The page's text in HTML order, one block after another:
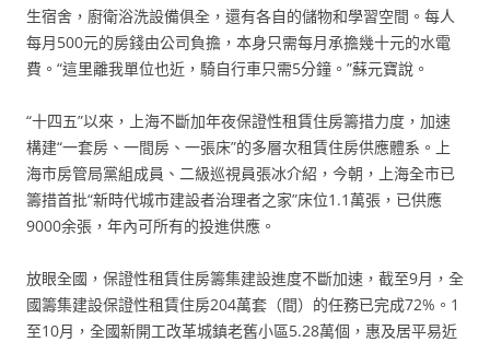
生宿舍，廚衛浴洗設備俱全，還有各自的儲物和學習空間。每人
每月500元的房錢由公司負擔，本身只需每月承擔幾十元的水電
費。“這里離我單位也近，騎自行車只需5分鐘。”蘇元寶說。
“十四五”以來，上海不斷加年夜保證性租賃住房籌措力度，加速
構建“一套房、一間房、一張床”的多層次租賃住房供應體系。上
海市房管局黨組成員、二級巡視員張冰介紹，今朝，上海全市已
籌措首批“新時代城市建設者治理者之家”床位1.1萬張，已供應
9000余張，年內可所有的投進供應。
放眼全國，保證性租賃住房籌集建設進度不斷加速，截至9月，全
國籌集建設保證性租賃住房204萬套（間）的任務已完成72%。1
至10月，全國新開工改革城鎮老舊小區5.28萬個，惠及居平易近